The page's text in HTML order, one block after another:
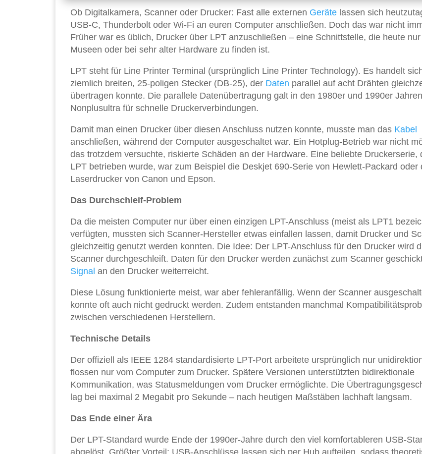
Ob Digitalkamera, Scanner oder Drucker: Fast alle externen Geräte lassen sich
USB-C, Thunderbolt oder Wi-Fi an euren Computer anschließen. Doch das war nicht
Früher war es üblich, Drucker über LPT anzuschließen – eine Schnittstelle, die heute
Museen oder bei sehr alter Hardware zu finden ist.
LPT steht für Line Printer Terminal (ursprünglich Line Printer Technology). Es handelt
ziemlich breiten, 25-poligen Stecker (DB-25), der Daten parallel auf acht Drähten
übertragen konnte. Die parallele Datenübertragung galt in den 1980er und 1990er
Nonplusultra für schnelle Druckerverbindungen.
Damit man einen Drucker über diesen Anschluss nutzen konnte, musste man das Kabel
anschließen, während der Computer ausgeschaltet war. Ein Hotplug-Betrieb war nicht
das trotzdem versuchte, riskierte Schäden an der Hardware. Eine beliebte Druckerserie,
LPT betrieben wurde, war zum Beispiel die Deskjet 690-Serie von Hewlett-Packard oder
Laserdrucker von Canon und Epson.
Das Durchschleif-Problem
Da die meisten Computer nur über einen einzigen LPT-Anschluss (meist als LPT1
verfügten, mussten sich Scanner-Hersteller etwas einfallen lassen, damit Drucker und
gleichzeitig genutzt werden konnten. Die Idee: Der LPT-Anschluss für den Drucker wird
Scanner durchgeschleift. Daten für den Drucker werden zunächst zum Scanner
Signal an den Drucker weiterreicht.
Diese Lösung funktionierte meist, war aber fehleranfällig. Wenn der Scanner
konnte oft auch nicht gedruckt werden. Zudem entstanden manchmal
zwischen verschiedenen Herstellern.
Technische Details
Der offiziell als IEEE 1284 standardisierte LPT-Port arbeitete ursprünglich nur
flossen nur vom Computer zum Drucker. Spätere Versionen unterstützten bidirektionale
Kommunikation, was Statusmeldungen vom Drucker ermöglichte. Die
lag bei maximal 2 Megabit pro Sekunde – nach heutigen Maßstäben lachhaft langsam.
Das Ende einer Ära
Der LPT-Standard wurde Ende der 1990er-Jahre durch den viel komfortableren USB-